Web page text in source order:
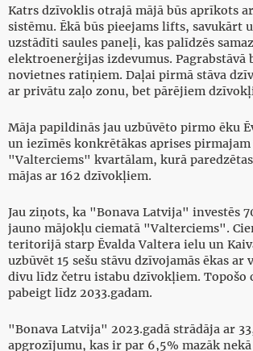
Katrs dzīvoklis otrajā mājā būs aprīkots
sistēmu. Ēkā būs pieejams lifts, savukārt
uzstādīti saules paneļi, kas palīdzēs
elektroenerģijas izdevumus. Pagrabstāvā
novietnes ratiņiem. Daļai pirmā stāva
ar privātu zaļo zonu, bet pārējiem
Māja papildinās jau uzbūvēto pirmo ēku
un iezīmēs konkrētākas aprises
"Valterciems" kvartālam, kurā
mājas ar 162 dzīvokļiem.
Jau ziņots, ka "Bonava Latvija" investēs
jauno mājokļu ciematā "Valterciems".
teritorijā starp Ēvalda Valtera ielu un
uzbūvēt 15 sešu stāvu dzīvojamās ēkas ar
divu līdz četru istabu dzīvokļiem. Topošo
pabeigt līdz 2033.gadam.
"Bonava Latvija" 2023.gadā strādāja ar
apgrozījumu, kas ir par 6,5% mazāk